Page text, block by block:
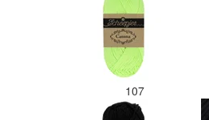
107